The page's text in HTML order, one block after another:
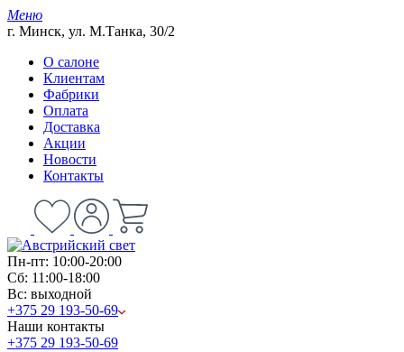
Меню
г. Минск, ул. М.Танка, 30/2
О салоне
Клиентам
Фабрики
Оплата
Доставка
Акции
Новости
Контакты
Пн-пт: 10:00-20:00
Сб: 11:00-18:00
Вс: выходной
+375 29 193-50-69
Наши контакты
+375 29 193-50-69